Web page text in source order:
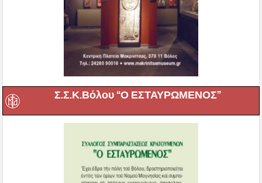
Σ.Σ.Κ.Βόλου “Ο ΕΣΤΑΥΡΩΜΕΝΟΣ”